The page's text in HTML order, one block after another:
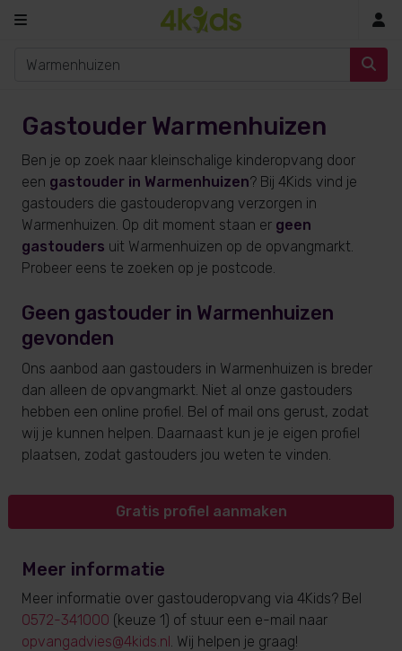
Gastouder Warmenhuizen
Ben je op zoek naar kleinschalige kinderopvang door
een gastouder in Warmenhuizen? Bij 4Kids vind je
gastouders die gastouderopvang verzorgen in
Warmenhuizen. Op dit moment staan er geen
gastouders uit Warmenhuizen op de opvangmarkt.
Probeer eens te zoeken op je postcode.
Geen gastouder in Warmenhuizen
gevonden
Ons aanbod aan gastouders in Warmenhuizen is breder
dan alleen de opvangmarkt. Niet al onze gastouders
hebben een online profiel. Bel of mail ons gerust, zodat
wij je kunnen helpen. Daarnaast kun je je eigen profiel
plaatsen, zodat gastouders jou weten te vinden.
Gratis profiel aanmaken
Meer informatie
Meer informatie over gastouderopvang via 4Kids? Bel
0572-341000 (keuze 1) of stuur een e-mail naar
opvangadvies@4kids.nl. Wij helpen je graag!